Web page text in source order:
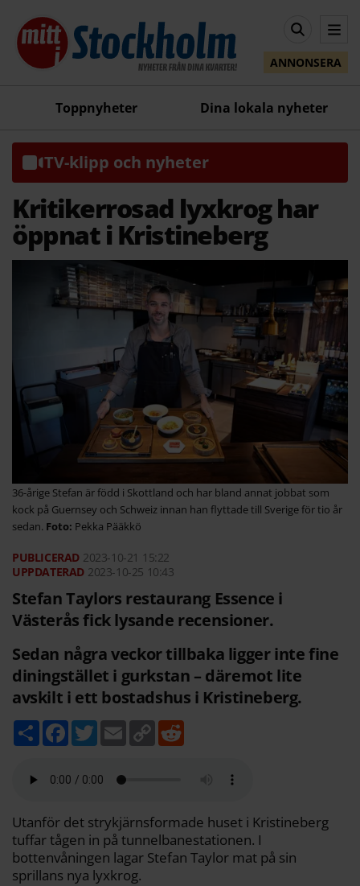
ANNONSERA
Toppnyheter Dina lokala nyheter
TV-klipp och nyheter
Kritikerrosad lyxkrog har
öppnat i Kristineberg
36-årige Stefan är född i Skottland och har bland annat jobbat som
kock på Guernsey och Schweiz innan han flyttade till Sverige för tio år
sedan.
Pekka Pääkkö
2023-10-21 15:22
2023-10-25 10:43
Stefan Taylors restaurang Essence i
Västerås fick lysande recensioner.
Sedan några veckor tillbaka ligger inte fine
diningstället i gurkstan – däremot lite
avskilt i ett bostadshus i Kristineberg.
D
e
F
b
k
T
w
t
E
m
C
o
k
Utanför det strykjärnsformade huset i Kristineberg
tuffar tågen in på tunnelbanestationen. I
bottenvåningen lagar Stefan Taylor mat på sin
sprillans nya lyxkrog.